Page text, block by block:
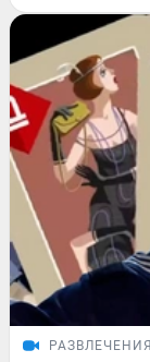
РАЗВЛЕЧЕНИЯ